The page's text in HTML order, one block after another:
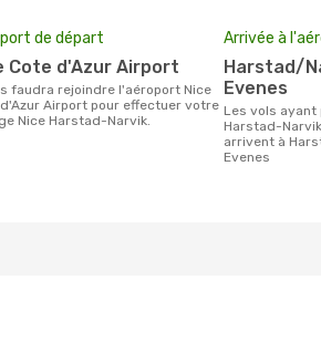
de départ
Cote d'Azur Airport
Airport pour effectuer votre
Nice Harstad-Narvik.
Arrivée à
Harstad/Narvik Airport,
Evenes
Les vols ayant pour destination
Harstad-
arrivent à
Evenes